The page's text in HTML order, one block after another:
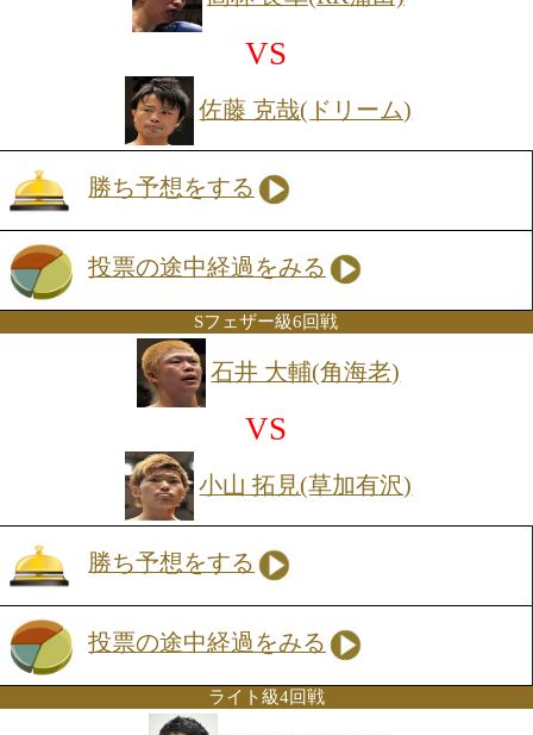
決定戦を制し、真の日本王者へと登り
55.8kg契約8回戦
小澤 有毅(筑豊)
VS
勝ち予想をする
投票の途中経過をみる
フェザー級6回戦
高林 良幸(RK蒲田)
VS